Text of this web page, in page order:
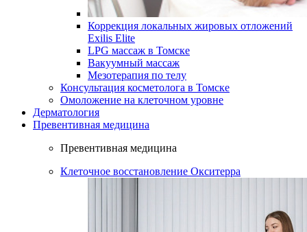
Коррекция локальных жировых отложений
Exilis Elite
LPG массаж в Томске
Вакуумный массаж
Мезотерапия по телу
Консультация косметолога в Томске
Омоложение на клеточном уровне
Дерматология
Превентивная медицина
Превентивная медицина
Клеточное восстановление Окситерра